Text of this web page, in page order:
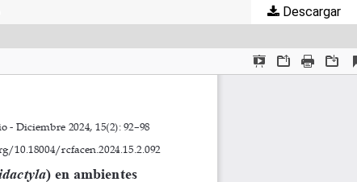
Descargar